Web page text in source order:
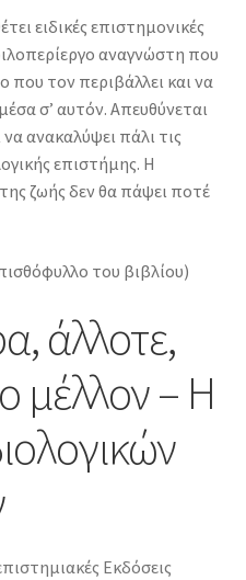
ειδικές επιστημονικές
αναγνώστη που
που τον περιβάλλει και να
σ’ αυτόν. Απευθύνεται
ανακαλύψει πάλι τις
επιστήμης. Η
ζωής δεν θα πάψει ποτέ
του βιβλίου)
άλλοτε,
μέλλον – Η
Εκδόσεις